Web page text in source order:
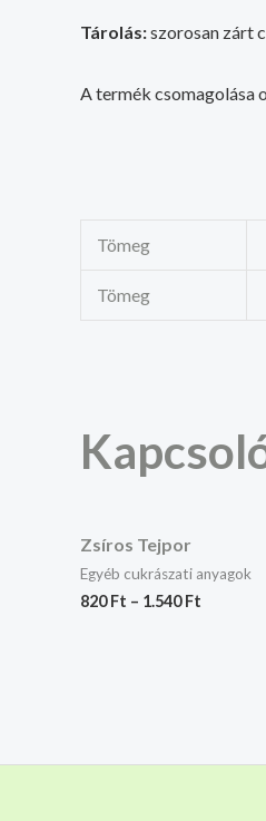
Tárolás:szorosan zárt
A termék csomagolása
Tömeg
Tömeg
Zsíros Tejpor
Egyéb cukrászati anyagok
820Ft – 1.540Ft